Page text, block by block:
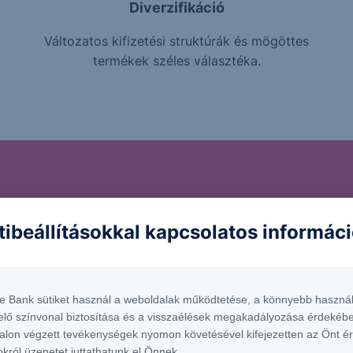
Diverzifikáció
Változatos kifizetési struktúrák és mögöttes
termékek széles választéka.
rejthetnek
Strukturált Értékpapírok?
a termékbe, fontos, hogy tisztában légy a vele
kapcsolatos
Bank sütiket használ a weboldalak működtetése, a könnyebb
színvonal biztosítása és a visszaélések megakadályozása
végzett tevékenységek nyomon követésével kifejezetten az Önt